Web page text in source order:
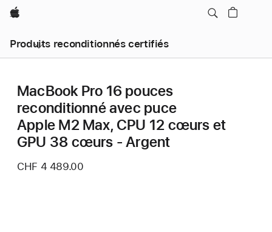
Apple
Produits reconditionnés certifiés
MacBook Pro 16 pouces
reconditionné avec puce
Apple M2 Max, CPU 12 cœurs et
GPU 38 cœurs - Argent
CHF 4 489.00